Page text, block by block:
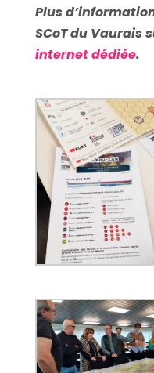
Plus
SCoT du Vaurais
internet dédiée.